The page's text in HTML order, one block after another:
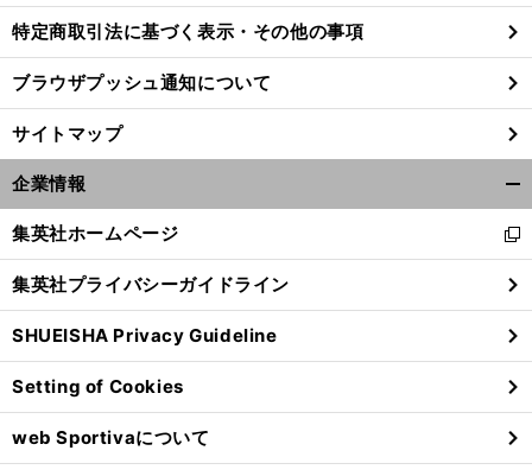
ギ
特定商取引法に基づく表示・その他の事項
ブラウザプッシュ通知について
サイトマップ
企業情報
閉
る
集英社ホームページ
新
し
い
ウ
ィ
ン
ド
ウ
で
開
集英社プライバシーガイドライン
SHUEISHA Privacy Guideline
Setting of Cookies
web Sportivaについて